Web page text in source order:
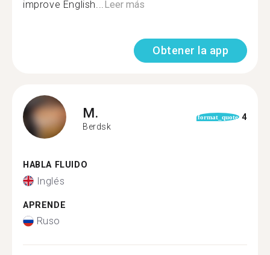
improve English...Leer más
Obtener la app
M.
Berdsk
format_quote 4
HABLA FLUIDO
Inglés
APRENDE
Ruso